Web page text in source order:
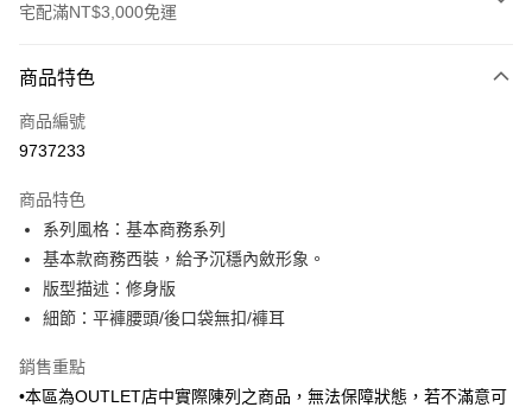
宅配滿NT$3,000免運
信用卡一次付款
信用卡分期付款
合作金庫商業銀行
華南商業銀行
上海商業儲蓄銀行
台北富邦商業銀行
國泰世華商業銀行
臺灣中小企業銀行
聯邦商業銀行
元大商業銀行
永豐商業銀行
6 期 0 利率 每期
華南商業銀行
彰化商業銀行
上海商業儲蓄銀行
國泰世華商業銀行
匯豐（台灣）商業銀行
聯邦商業銀行
遠東國際商業銀行
LINE Pay
Apple Pay
悠遊付
商品特色
商品編號
9737233
商品特色
系列風格：基本商務系列
基本款商務西裝，給予沉穩內斂形象。
版型描述：修身版
細節：平褲腰頭/後口袋無扣/褲耳
銷售重點
•本區為OUTLET店中實際陳列之商品，無法保障狀態，若不滿意可